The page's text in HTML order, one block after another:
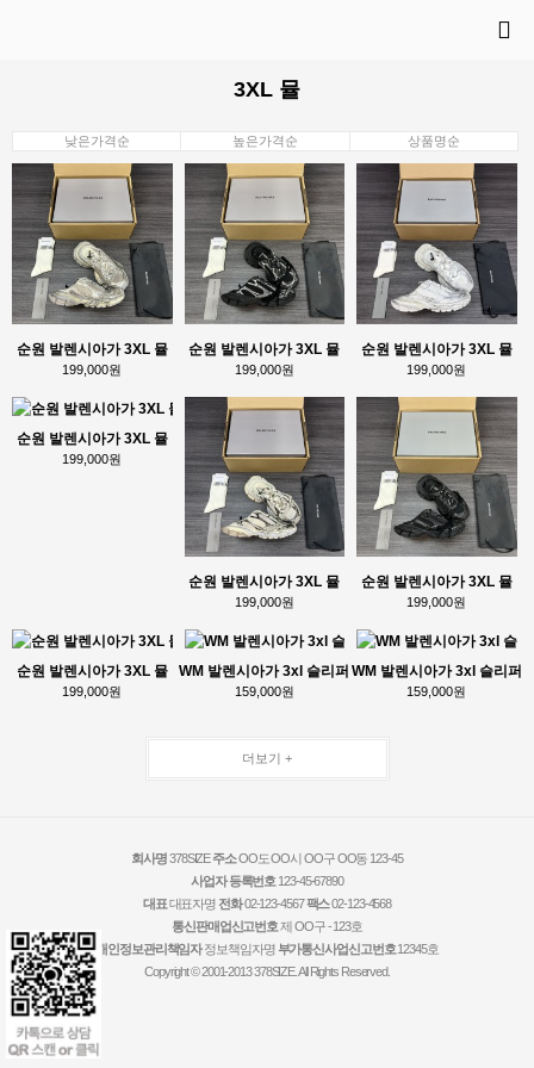
3XL 뮬
낮은가격순 높은가격순 상품명순
순원 발렌시아가 3XL 뮬
199,000원
순원 발렌시아가 3XL 뮬
199,000원
순원 발렌시아가 3XL 뮬
199,000원
순원 발렌시아가 3XL 뮬
199,000원
순원 발렌시아가 3XL 뮬
199,000원
순원 발렌시아가 3XL 뮬
199,000원
순원 발렌시아가 3XL 뮬
199,000원
WM 발렌시아가 3xl 슬리퍼
159,000원
WM 발렌시아가 3xl 슬리퍼
159,000원
더보기 +
회사명378SIZE 주소OO도 OO시 OO구 OO동 123-45
사업자 등록번호 123-45-67890
대표대표자명 전화02-123-4567팩스02-123-4568
통신판매업신고번호제 OO구 - 123호
개인정보관리책임자정보책임자명 부가통신사업신고번호12345호
Copyright © 2001-2013 378SIZE. All Rights Reserved.